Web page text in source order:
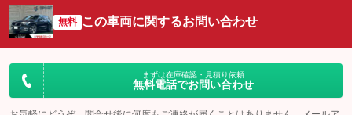
無料 この車両に関するお問い合わせ
まずは在庫確認・見積り依頼
無料電話でお問い合わせ